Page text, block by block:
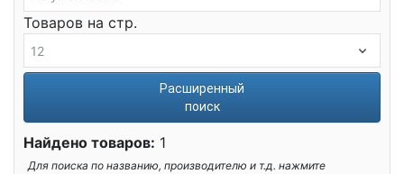
Товаров на стр.
Расширенный
поиск
Найдено товаров: 1
Для поиска по названию, производителю и т.д. нажмите